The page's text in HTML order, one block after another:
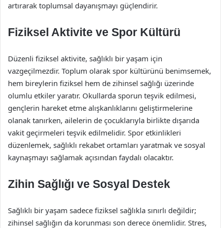
artırarak toplumsal dayanışmayı güçlendirir.
Fiziksel Aktivite ve Spor Kültürü
Düzenli fiziksel aktivite, sağlıklı bir yaşam için
vazgeçilmezdir. Toplum olarak spor kültürünü benimsemek,
hem bireylerin fiziksel hem de zihinsel sağlığı üzerinde
olumlu etkiler yaratır. Okullarda sporun teşvik edilmesi,
gençlerin hareket etme alışkanlıklarını geliştirmelerine
olanak tanırken, ailelerin de çocuklarıyla birlikte dışarıda
vakit geçirmeleri teşvik edilmelidir. Spor etkinlikleri
düzenlemek, sağlıklı rekabet ortamları yaratmak ve sosyal
kaynaşmayı sağlamak açısından faydalı olacaktır.
Zihin Sağlığı ve Sosyal Destek
Sağlıklı bir yaşam sadece fiziksel sağlıkla sınırlı değildir;
zihinsel sağlığın da korunması son derece önemlidir. Stres,